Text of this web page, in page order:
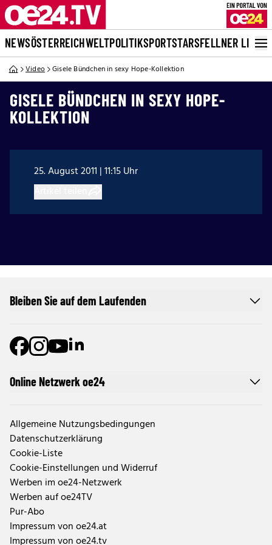
NEWSÖSTERREICHWELTPOLITIKSPORTSTARSFELLNER LIVE
Video Gisele Bündchen in sexy Hope-Kollektion
GISELE BÜNDCHEN IN SEXY HOPE-
KOLLEKTION
25. August 2011 | 11:15 Uhr
Online Netzwerk oe24
Allgemeine Nutzungsbedingungen
Datenschutzerklärung
Cookie-Liste
Cookie-Einstellungen und Widerruf
Werben im oe24-Netzwerk
Werben auf oe24TV
Pur-Abo
Impressum von oe24.at
Impressum von oe24.tv
Bleiben Sie auf dem Laufenden